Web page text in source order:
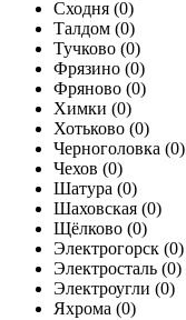
Сходня (0)
Талдом (0)
Тучково (0)
Фрязино (0)
Фряново (0)
Химки (0)
Хотьково (0)
Черноголовка (0)
Чехов (0)
Шатура (0)
Шаховская (0)
Щёлково (0)
Электрогорск (0)
Электросталь (0)
Электроугли (0)
Яхрома (0)